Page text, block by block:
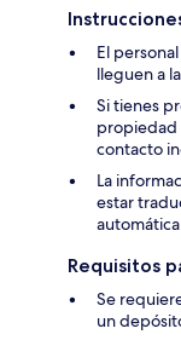
El
lleguen a
Si tienes
propiedad
contacto
La
estar
Requisitos
Se
un